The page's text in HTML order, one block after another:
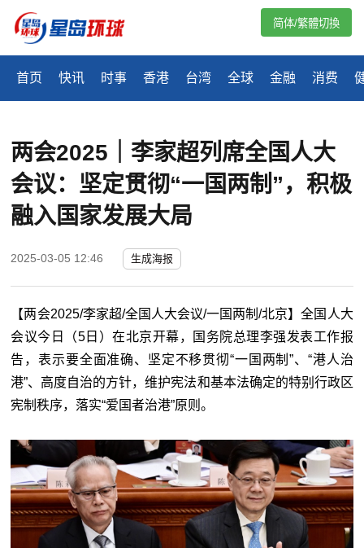
首页 快讯 时事 香港 台湾 全球 金融 消费
简体/繁體切換
两会2025｜李家超列席全国人大
会议：坚定贯彻“一国两制”，积极
融入国家发展大局
2025-03-05 12:46 生成海报
【两会2025/李家超/全国人大会议/一国两制/北京】全国人大
会议今日（5日）在北京开幕，国务院总理李强发表工作报
告，表示要全面准确、坚定不移贯彻“一国两制”、“港人治
港”、高度自治的方针，维护宪法和基本法确定的特别行政区
宪制秩序，落实“爱国者治港”原则。